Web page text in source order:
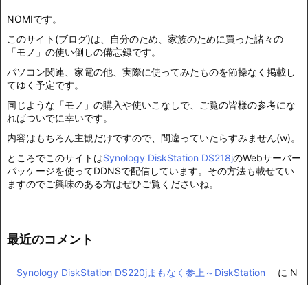
NOMIです。
このサイト(ブログ)は、自分のため、家族のために買った諸々の
「モノ」の使い倒しの備忘録です。
パソコン関連、家電の他、実際に使ってみたものを節操なく掲載し
てゆく予定です。
同じような「モノ」の購入や使いこなしで、ご覧の皆様の参考にな
ればついでに幸いです。
内容はもちろん主観だけですので、間違っていたらすみません(w)。
ところでこのサイトはSynology DiskStation DS218jのWebサーバー
パッケージを使ってDDNSで配信しています。その方法も載せてい
ますのでご興味のある方はぜひご覧くださいね。
最近のコメント
Synology DiskStation DS220jまもなく参上～DiskStation に N